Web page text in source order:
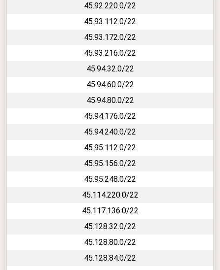
45.92.220.0/22
45.93.112.0/22
45.93.172.0/22
45.93.216.0/22
45.94.32.0/22
45.94.60.0/22
45.94.80.0/22
45.94.176.0/22
45.94.240.0/22
45.95.112.0/22
45.95.156.0/22
45.95.248.0/22
45.114.220.0/22
45.117.136.0/22
45.128.32.0/22
45.128.80.0/22
45.128.84.0/22